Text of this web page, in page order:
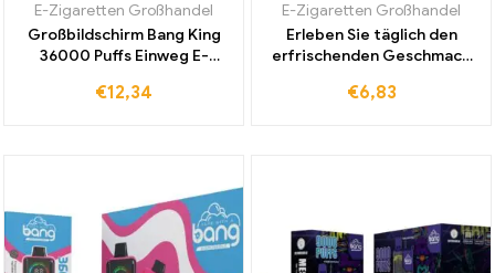
E-Zigaretten Großhandel
Großbildschirm Bang King
36000 Puffs Einweg E-
mit Spannungsregelung
€12,34
E-Zigaretten Großhandel
Erleben Sie täglich den
erfrischenden Geschmack
E-Zigarette mit Strawberry
€6,83